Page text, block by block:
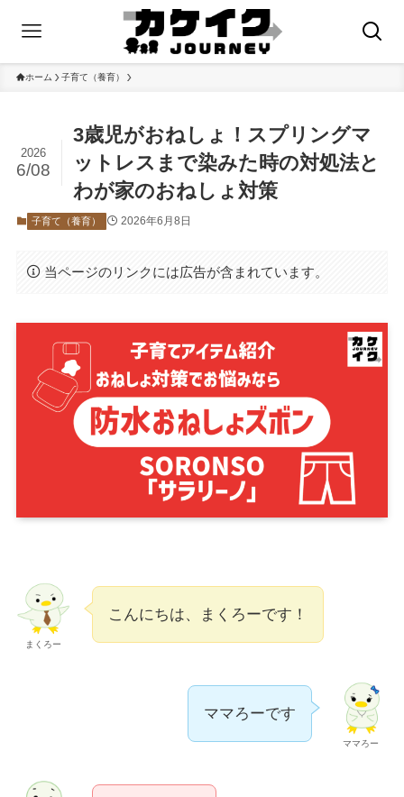
ホーム 子育て（養育）
3歳児がおねしょ！スプリングマ
ットレスまで染みた時の対処法と
わが家のおねしょ対策
2026
6/08
子育て（養育） 2026年6月8日
当ページのリンクには広告が含まれています。
まくろー
こんにちは、まくろーです！
ママろー
ママろーです